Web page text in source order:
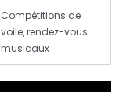
Compétitions de
voile, rendez-vous
musicaux